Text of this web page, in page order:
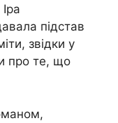
підстав
звідки у
про те, що